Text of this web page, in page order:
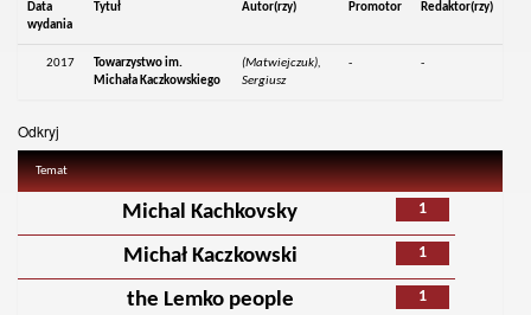
Data
wydania
Tytuł Autor(rzy) Promotor Redaktor(rzy)
2017
Towarzystwo im.
Michała Kaczkowskiego
(Matwiejczuk),
Sergiusz
- -
Odkryj
Temat
1
Michal Kachkovsky
1
Michał Kaczkowski
1
the Lemko people